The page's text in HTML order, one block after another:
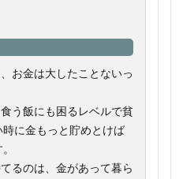
お金は大したことないっ
う飯にも困るレベルで貧
に金もっと貯めとけば
るのは、金があって暮ら